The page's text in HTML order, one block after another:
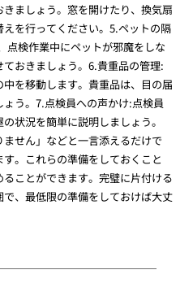
ましょう。窓を開けたり、換気扇
を行ってください。5.ペットの隔
点検作業中にペットが邪魔をしな
おきましょう。6.貴重品の管理:
を移動します。貴重品は、目の届
う。7.点検員への声かけ:点検員
状況を簡単に説明しましょう。
ません」などと一言添えるだけで
。これらの準備をしておくこと
ことができます。完璧に片付ける
、最低限の準備をしておけば大丈